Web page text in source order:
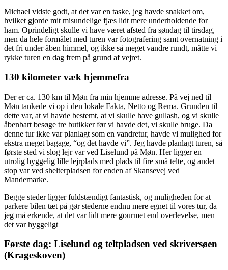
Michael vidste godt, at det var en taske, jeg havde snakket om,
hvilket gjorde mit misundelige fjæs lidt mere underholdende for
ham. Oprindeligt skulle vi have været afsted fra søndag til tirsdag,
men da hele formålet med turen var fotografering samt overnatning i
det fri under åben himmel, og ikke så meget vandre rundt, måtte vi
rykke turen en dag frem på grund af vejret.
130 kilometer væk hjemmefra
Der er ca. 130 km til Møn fra min hjemme adresse. På vej ned til
Møn tankede vi op i den lokale Fakta, Netto og Rema. Grunden til
dette var, at vi havde bestemt, at vi skulle have gullash, og vi skulle
åbenbart besøge tre butikker før vi havde det, vi skulle bruge. Da
denne tur ikke var planlagt som en vandretur, havde vi mulighed for
ekstra meget bagage, “og det havde vi”. Jeg havde planlagt turen, så
første sted vi slog lejr var ved Liselund på Møn. Her ligger en
utrolig hyggelig lille lejrplads med plads til fire små telte, og andet
stop var ved shelterpladsen for enden af Skansevej ved
Mandemarke.
Begge steder ligger fuldstændigt fantastisk, og muligheden for at
parkere bilen tæt på gør stederne endnu mere egnet til vores tur, da
jeg må erkende, at det var lidt mere gourmet end overlevelse, men
det var hyggeligt
Første dag: Liselund og teltpladsen ved skriversøen
(Krageskoven)